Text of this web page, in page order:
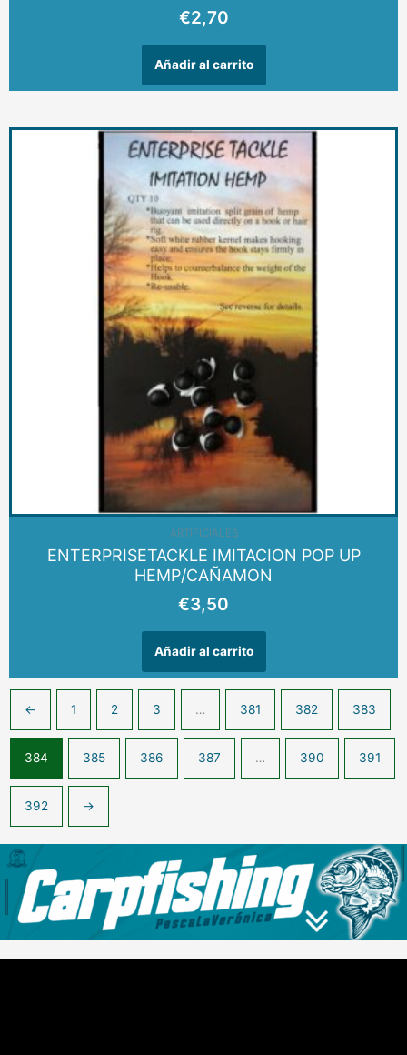
€2,70
Añadir al carrito
ARTIFICIALES
ENTERPRISETACKLE IMITACION POP UP
HEMP/CAÑAMON
€3,50
Añadir al carrito
← 1 2 3 … 381 382 383
384 385 386 387 … 390 391
392 →